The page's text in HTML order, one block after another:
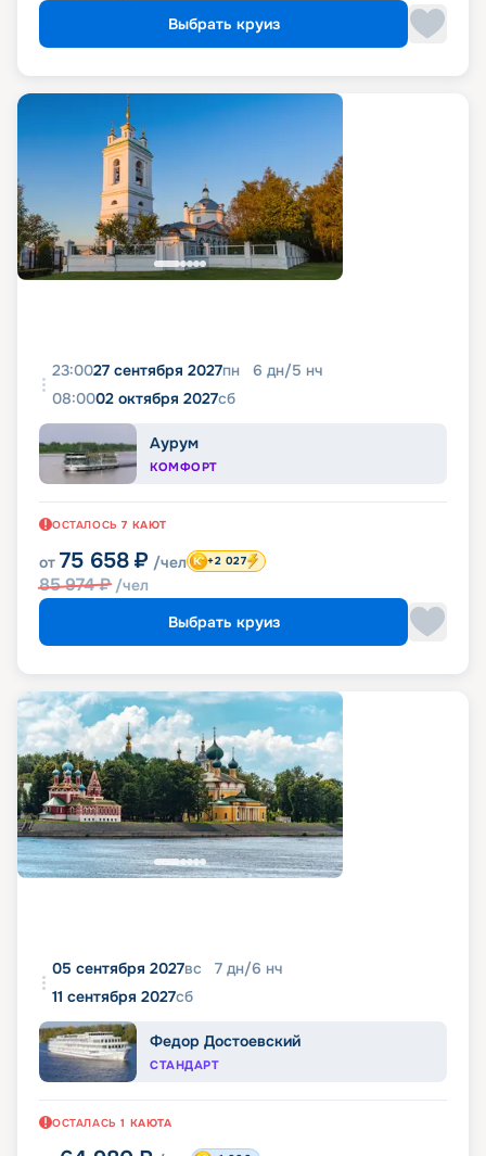
Выбрать круиз
23:0027 сентября 2027пн 6 дн/5 нч
08:0002 октября 2027сб
Аурум
КОМФОРТ
ОСТАЛОСЬ 7 КАЮТ
от 75 658 ₽ /чел
85 974₽ /чел
+2 027
Выбрать круиз
05 сентября 2027вс 7 дн/6 нч
11 сентября 2027сб
Федор Достоевский
СТАНДАРТ
ОСТАЛАСЬ 1 КАЮТА